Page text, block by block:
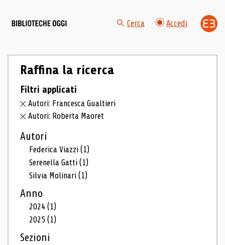
Cerca Accedi
Raffina la ricerca
Filtri applicati
Autori: Francesca Gualtieri
Autori: Roberta Maoret
Autori
Federica Viazzi(1)
Serenella Gatti(1)
Silvia Molinari(1)
Anno
2024(1)
2025(1)
Sezioni